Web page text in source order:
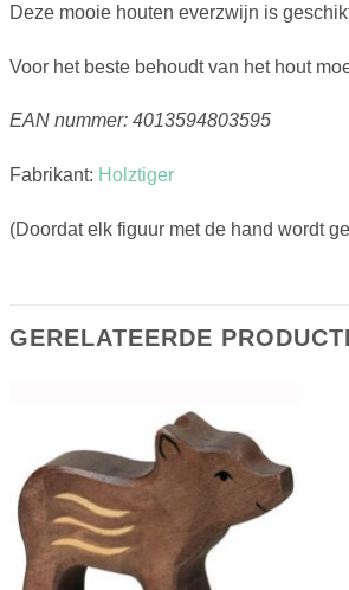
Deze mooie houten everzwijn is
Voor het beste behoudt van het hout
EAN nummer: 4013594803595
Fabrikant: Holztiger
(Doordat elk figuur met de hand wordt
GERELATEERDE
Toevoegen
aan
verlanglijst